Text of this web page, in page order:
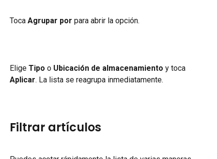
Toca Agrupar por para abrir la opción.
Elige Tipo o Ubicación de almacenamiento y toca
Aplicar. La lista se reagrupa inmediatamente.
Filtrar artículos